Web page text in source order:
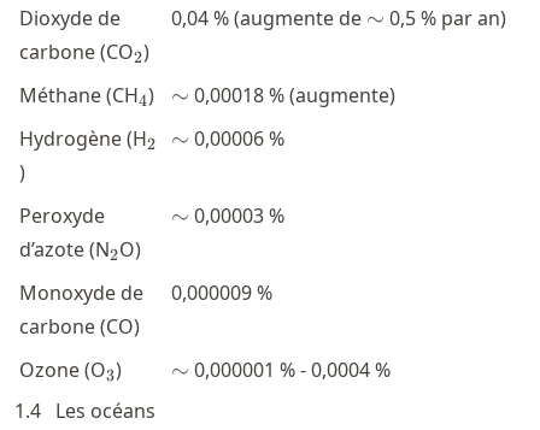
Dioxyde de
carbone (CO_2
2)
0,04 % (augmente de \sim
∼ 0,5 % par an)
Méthane (CH_4
4) \sim
∼ 0,00018 % (augmente)
Hydrogène (H_2
2
)
\sim
∼ 0,00006 %
Peroxyde
d’azote (N_2
2O)
\sim
∼ 0,00003 %
Monoxyde de
carbone (CO)
0,000009 %
Ozone (O_3
3) \sim
∼ 0,000001 % - 0,0004 %
1.4 Les océans